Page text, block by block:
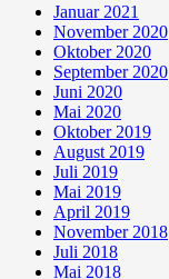
Januar 2021
November 2020
Oktober 2020
September 2020
Juni 2020
Mai 2020
Oktober 2019
August 2019
Juli 2019
Mai 2019
April 2019
November 2018
Juli 2018
Mai 2018